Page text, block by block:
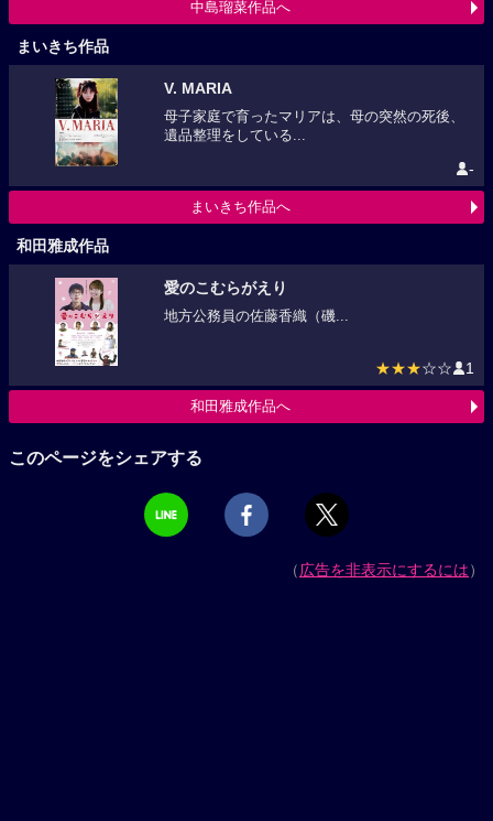
中島瑠菜作品へ
まいきち作品
V. MARIA
母子家庭で育ったマリアは、母の突然の死後、
遺品整理をしている...
-
まいきち作品へ
和田雅成作品
愛のこむらがえり
地方公務員の佐藤香織（磯...
★★★☆☆ 1
和田雅成作品へ
このページをシェアする
（広告を非表示にするには）